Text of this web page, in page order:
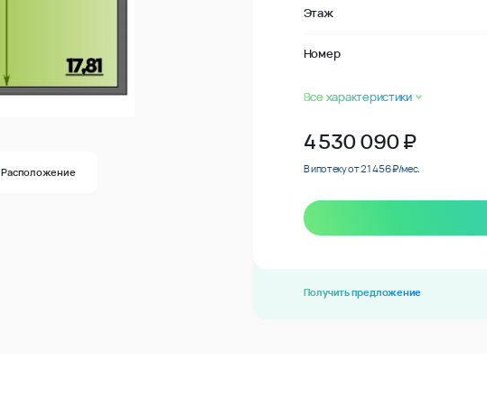
Расположение
Этаж
Номер
Все характеристики
4 530 090₽
В ипотеку от 21 456 ₽/мес.
Получить предложение